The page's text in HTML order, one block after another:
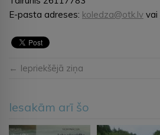
E-pasta adreses: koledza@otk.lv vai
← Iepriekšējā ziņa
Iesakām arī šo